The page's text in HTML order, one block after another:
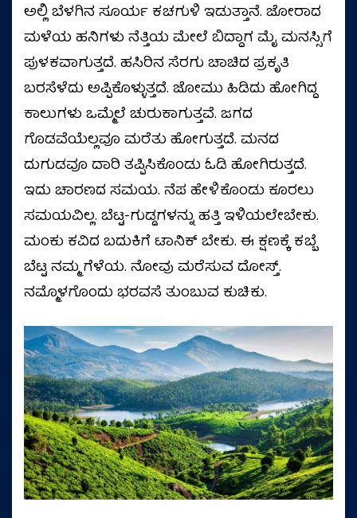
ಅಲ್ಲಿ ಬೆಳಗಿನ ಸೂರ್ಯ ಕಚಗುಳಿ ಇಡುತ್ತಾನೆ. ಜೋರಾದ
ಮಳೆಯ ಹನಿಗಳು ನೆತ್ತಿಯ ಮೇಲೆ ಬಿದ್ದಾಗ ಮೈ ಮನಸ್ಸಿಗೆ
ಪುಳಕವಾಗುತ್ತದೆ. ಹಸಿರಿನ ಸೆರಗು ಚಾಚಿದ ಪ್ರಕೃತಿ
ಬರಸೆಳೆದು ಅಪ್ಪಿಕೊಳ್ಳುತ್ತದೆ. ಜೋಮು ಹಿಡಿದು ಹೋಗಿದ್ದ
ಕಾಲುಗಳು ಒಮ್ಮೆಲೆ ಚುರುಕಾಗುತ್ತವೆ. ಜಗದ
ಗೊಡವೆಯೆಲ್ಲವೂ ಮರೆತು ಹೋಗುತ್ತದೆ. ಮನದ
ದುಗುಡವೂ ದಾರಿ ತಪ್ಪಿಸಿಕೊಂಡು ಓಡಿ ಹೋಗಿರುತ್ತದೆ.
ಇದು ಚಾರಣದ ಸಮಯ. ನೆಪ ಹೇಳಿಕೊಂಡು ಕೂರಲು
ಸಮಯವಿಲ್ಲ. ಬೆಟ್ಟ-ಗುಡ್ಡಗಳನ್ನು ಹತ್ತಿ ಇಳಿಯಲೇಬೇಕು.
ಮಂಕು ಕವಿದ ಬದುಕಿಗೆ ಟಾನಿಕ್‌ ಬೇಕು. ಈ ಕ್ಷಣಕ್ಕೆ ಕಬ್ಬೆ
ಬೆಟ್ಟ ನಮ್ಮ ಗೆಳೆಯ. ನೋವು ಮರೆಸುವ ದೋಸ್ತ್.
ನಮ್ಮೊಳಗೊಂದು ಭರವಸೆ ತುಂಬುವ ಕುಚಿಕು.